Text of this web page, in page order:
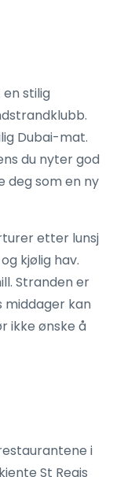
stilig
Dubai-mat.
du nyter god
deg som en ny
etter lunsj
kjølig hav.
Stranden er
middager kan
ikke ønske å
i
St Regis